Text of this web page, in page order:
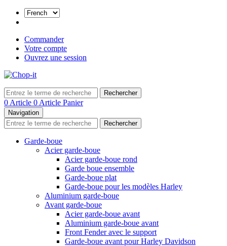
Commander
Votre compte
Ouvrez une session
Rechercher
0 Article 0 Article Panier
Navigation
Rechercher
Garde-boue
Acier garde-boue
Acier garde-boue rond
Garde boue ensemble
Garde-boue plat
Garde-boue pour les modèles Harley
Aluminium garde-boue
Avant garde-boue
Acier garde-boue avant
Aluminium garde-boue avant
Front Fender avec le support
Garde-boue avant pour Harley Davidson